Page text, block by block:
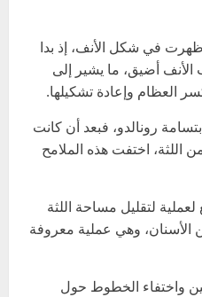
ظهرت في شكل الأنف، إذ بدا
الأنف أضيق، ما يشير إلى
العظام وإعادة تشكيلها.
رونالدو، فبعد أن كانت
اللثة، اختفت هذه الملامح
لتقليل مساحة اللثة
وهي عملية معروفة
واختفاء الخطوط حول